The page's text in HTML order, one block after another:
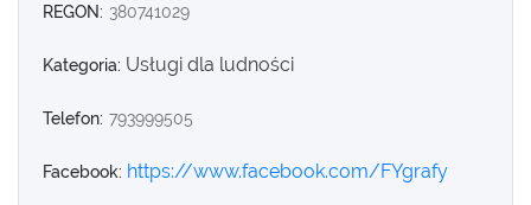
REGON: 380741029
Kategoria: Usługi dla ludności
Telefon: 793999505
Facebook: https://www.facebook.com/FYgrafy